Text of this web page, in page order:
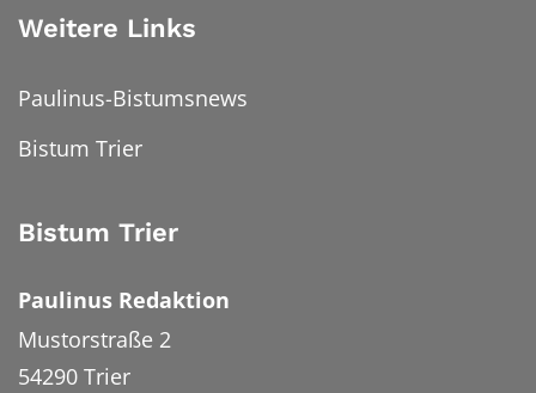
Weitere Links
Paulinus-Bistumsnews
Bistum Trier
Bistum Trier
Paulinus Redaktion
Mustorstraße 2
54290 Trier